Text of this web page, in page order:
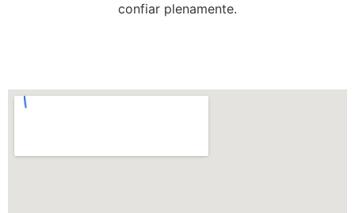
confiar plenamente.